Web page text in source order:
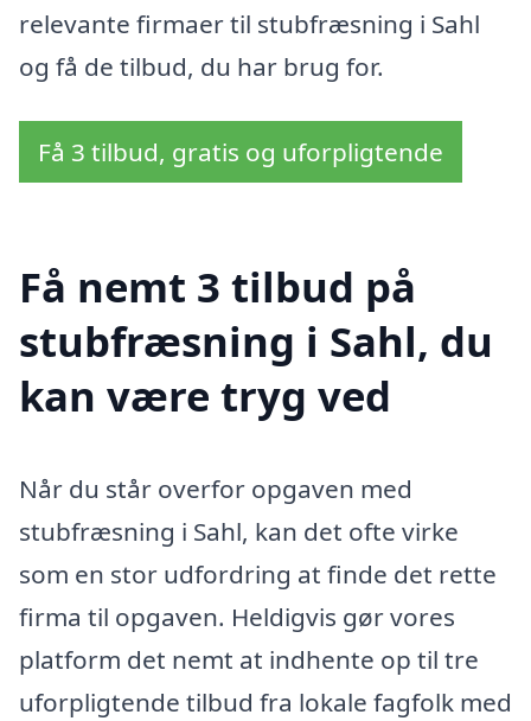
relevante firmaer til stubfræsning i Sahl
og få de tilbud, du har brug for.
Få 3 tilbud, gratis og uforpligtende
Få nemt 3 tilbud på
stubfræsning i Sahl, du
kan være tryg ved
Når du står overfor opgaven med
stubfræsning i Sahl, kan det ofte virke
som en stor udfordring at finde det rette
firma til opgaven. Heldigvis gør vores
platform det nemt at indhente op til tre
uforpligtende tilbud fra lokale fagfolk med